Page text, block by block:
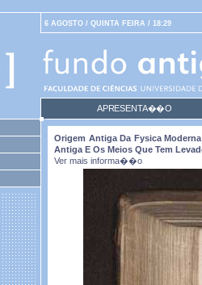
6 AGOSTO / QUINTA FEIRA / 18:29
APRESENTA��O
Origem Antiga Da Fysica
Antiga E Os Meios Que Tem
Ver mais informa��o